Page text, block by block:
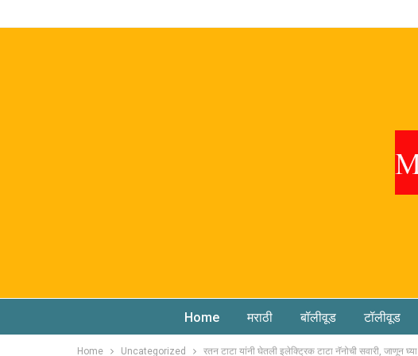
Home मराठी बॉलीवूड टॉलीवूड
Home Uncategorized रतन टाटा यांनी घेतली इलेक्ट्रिक टाटा नॅनोची सवारी, जाणून घ्या